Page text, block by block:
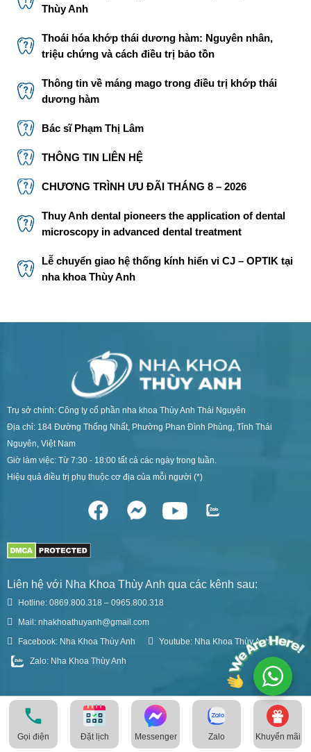
Thùy Anh
Thoái hóa khớp thái dương hàm: Nguyên nhân,
triệu chứng và cách điều trị bảo tồn
Thông tin về máng mago trong điều trị khớp thái
dương hàm
Bác sĩ Phạm Thị Lâm
THÔNG TIN LIÊN HỆ
CHƯƠNG TRÌNH ƯU ĐÃI THÁNG 8 – 2026
Thuy Anh dental pioneers the application of dental
microscopy in advanced dental treatment
Lễ chuyển giao hệ thống kính hiển vi CJ – OPTIK tại
nha khoa Thùy Anh
Gọi điện Đặt lịch Messenger Zalo Khuyến mãi
Trụ sở chính: Công ty cổ phần nha khoa Thùy Anh Thái Nguyên
Địa chỉ: 184 Đường Thống Nhất, Phường Phan Đình Phùng, Tỉnh Thái
Nguyên, Việt Nam
Giờ làm việc: Từ 7:30 - 18:00 tất cả các ngày trong tuần.
Hiệu quả điều trị phụ thuộc cơ địa của mỗi người (*)
Liên hệ với Nha Khoa Thùy Anh qua các kênh sau:
Hotline: 0869.800.318 – 0965.800.318
Mail: nhakhoathuyanh@gmail.com
Facebook: Nha Khoa Thùy Anh
Youtube: Nha Khoa Thùy Anh
Zalo: Nha Khoa Thùy Anh